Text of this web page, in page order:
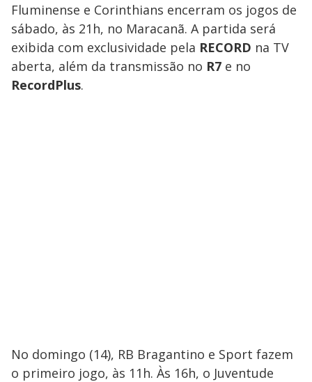
Fluminense e Corinthians encerram os jogos de
sábado, às 21h, no Maracanã. A partida será
exibida com exclusividade pela RECORD na TV
aberta, além da transmissão no R7 e no
RecordPlus.
No domingo (14), RB Bragantino e Sport fazem
o primeiro jogo, às 11h. Às 16h, o Juventude